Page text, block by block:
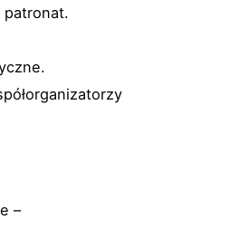
patronat.
–